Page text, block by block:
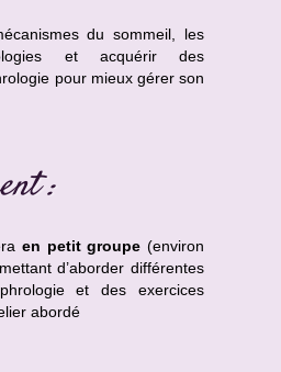
du sommeil, les
et acquérir des
pour mieux gérer son
:
en petit groupe (environ
d’aborder différentes
et des exercices
abordé